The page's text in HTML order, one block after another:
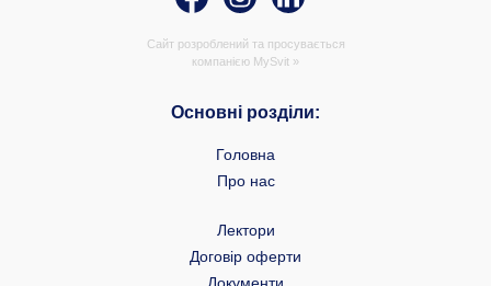
Сайт розроблений та просувається
компанією MySvit »
Основні розділи:
Головна
Про нас
Лектори
Договір оферти